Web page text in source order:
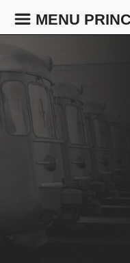
MENU